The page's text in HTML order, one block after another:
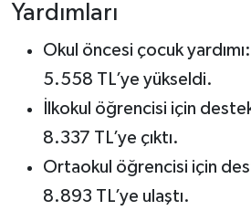
Yardımları
Okul öncesi çocuk
5.558 TL’ye yükseldi.
İlkokul öğrencisi için
8.337 TL’ye çıktı.
Ortaokul öğrencisi için
8.893 TL’ye ulaştı.